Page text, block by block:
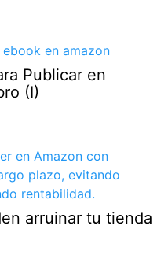
Publicar en
(I)
arruinar tu tienda